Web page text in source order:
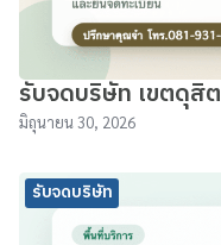
รับจดบริษัท เขตดุสิต
มิถุนายน 30, 2026
รับจดบริษัท